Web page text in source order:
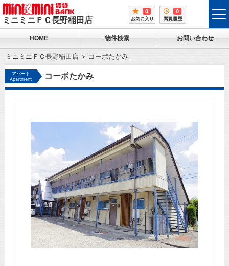
ミニミニＦＣ長野稲田店
0
お気に入り
0
閲覧履歴
HOME 物件検索 お問い合わせ
ミニミニＦＣ長野稲田店 コーポたかみ
アパート
Apartment
コーポたかみ